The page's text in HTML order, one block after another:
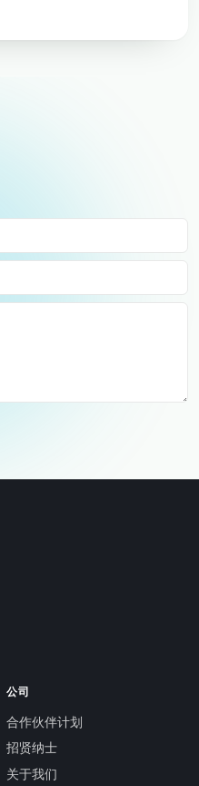
公司
合作伙伴计划
招贤纳士
关于我们